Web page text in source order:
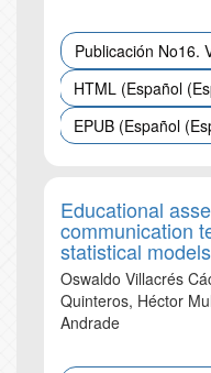
Publicación No16.
HTML (Español
EPUB (Español
Educational
communication
statistical models
Oswaldo Villacrés
Quinteros, Héctor
Andrade